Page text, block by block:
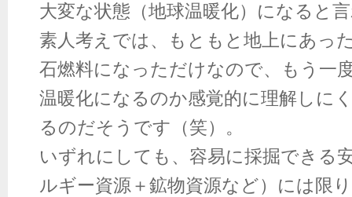
大変な状態（地球温暖化）になると
素人考えでは、もともと地上にあっ
石燃料になっただけなので、もう一
温暖化になるのか感覚的に理解しに
るのだそうです（笑）。
いずれにしても、容易に採掘できる
ルギー資源＋鉱物資源など）には限